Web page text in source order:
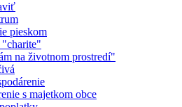
pieskom
"charite"
na životnom prostredí"
s majetkom obce